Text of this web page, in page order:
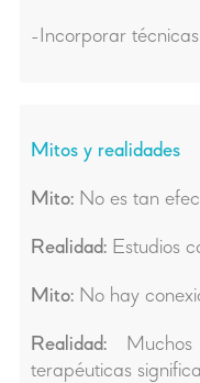
-Incorporar
Mitos y realidades
Mito: No es tan
Realidad: Estudios
Mito: No hay
Realidad: Muchos
terapéuticas